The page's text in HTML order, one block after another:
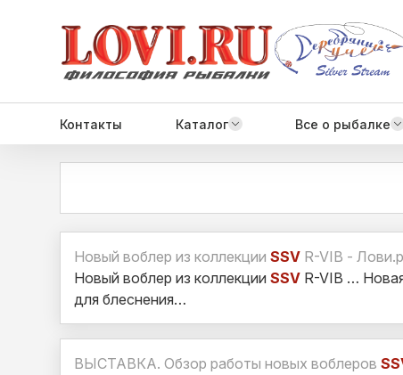
Контакты Каталог Все о рыбалке
Новый воблер из коллекции SSV R-VIB -
Новый воблер из коллекции SSV R-VIB …
для блеснения…
ВЫСТАВКА. Обзор работы новых воблеров